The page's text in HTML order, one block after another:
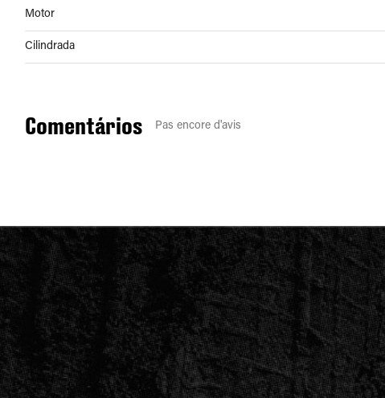
Motor
Cilindrada
Comentários Pas encore d'avis